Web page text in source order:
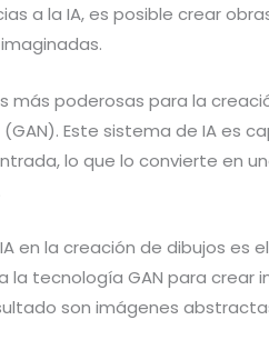
a la IA, es posible crear
más poderosas para la
Este sistema de IA es
lo que lo convierte en
en la creación de dibujos es el
la tecnología GAN para crear
son imágenes